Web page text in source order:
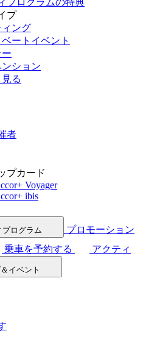
プ
ィング
ートイベント
ンション
る
者
プカード
Voyager
ibis
プログラム
プロモーション
乗車を予約する
アクティ
イベント